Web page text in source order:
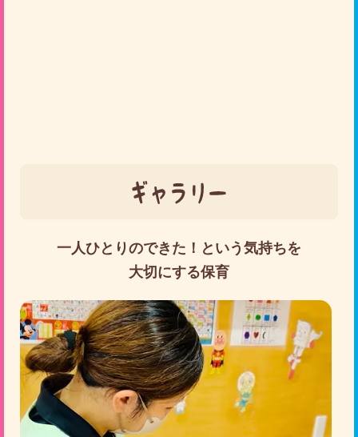
一人ひとりのできた！という気持ちを
大切にする保育